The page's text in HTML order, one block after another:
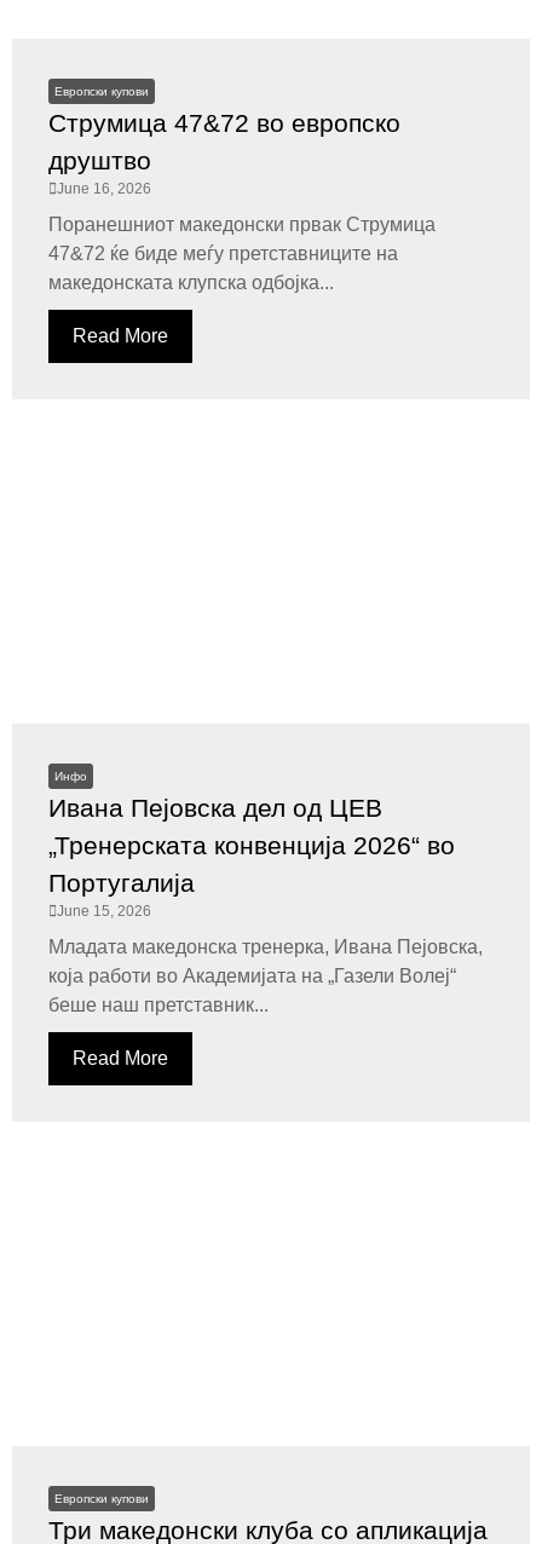
Европски купови
Струмица 47&72 во европско
друштво
June 16, 2026
Поранешниот македонски првак Струмица
47&72 ќе биде меѓу претставниците на
македонската клупска одбојка...
Read More
Инфо
Ивана Пејовска дел од ЦЕВ
„Тренерската конвенција 2026“ во
Португалија
June 15, 2026
Младата македонска тренерка, Ивана Пејовска,
која работи во Академијата на „Газели Волеј“
беше наш претставник...
Read More
Европски купови
Три македонски клуба со апликација